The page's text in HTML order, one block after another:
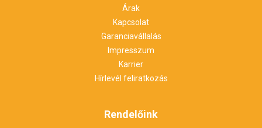
Árak
Kapcsolat
Garanciavállalás
Impresszum
Karrier
Hírlevél feliratkozás
Rendelőink